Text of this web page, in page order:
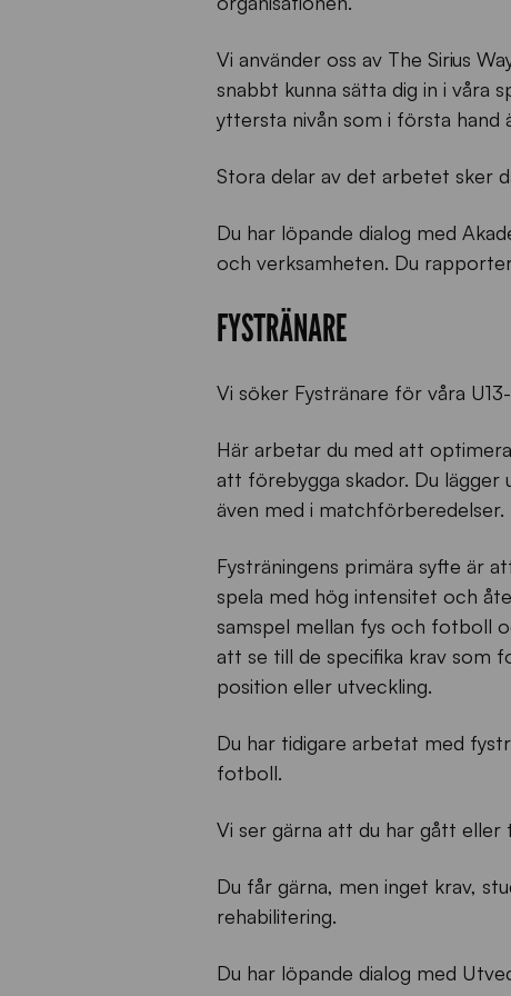
Vi använder oss av The Sirius
snabbt kunna sätta dig in i våra
yttersta nivån som i första hand
Stora delar av det arbetet sker
Du har löpande dialog med
och verksamheten. Du
FYSTRÄNARE
Vi söker Fystränare för våra
Här arbetar du med att
att förebygga skador. Du
även med i matchförberedelser.
Fysträningens primära syfte är
spela med hög intensitet och
samspel mellan fys och fotboll
att se till de specifika krav som
position eller utveckling.
Du har tidigare arbetat med
fotboll.
Vi ser gärna att du har gått eller
Du får gärna, men inget krav,
rehabilitering.
Du har löpande dialog med